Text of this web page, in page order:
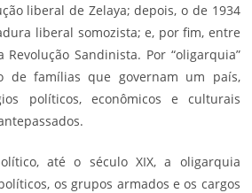
liberal de Zelaya; depois, o de 1934
liberal somozista; e, por fim, entre
Revolução Sandinista. Por “oligarquia”
de famílias que governam um país,
políticos, econômicos e culturais
até o século XIX, a oligarquia
os grupos armados e os cargos